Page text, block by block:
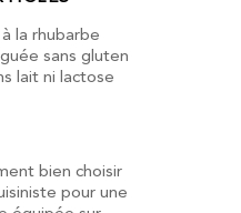
à la rhubarbe
sans gluten
lait ni lactose
bien choisir
pour une